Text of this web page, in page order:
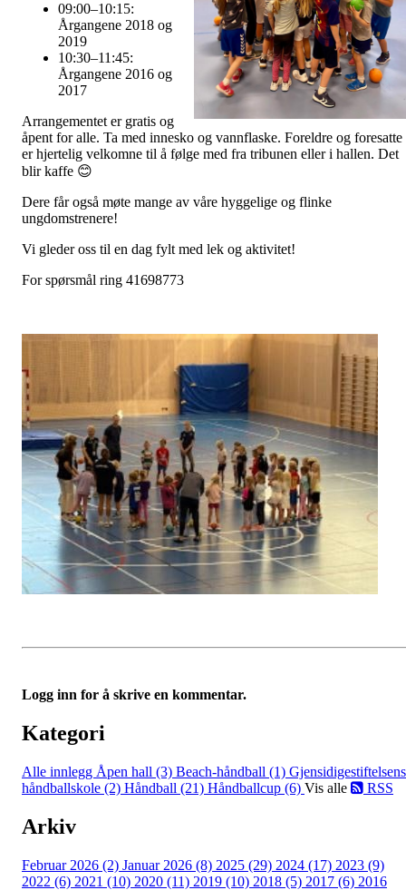
09:00–10:15:
Årgangene 2018 og
2019
10:30–11:45:
Årgangene 2016 og
2017
Arrangementet er gratis og
åpent for alle. Ta med innesko og vannflaske. Foreldre og foresatte
er hjertelig velkomne til å følge med fra tribunen eller i hallen. Det
blir kaffe 😊
Dere får også møte mange av våre hyggelige og flinke
ungdomstrenere!
Vi gleder oss til en dag fylt med lek og aktivitet!
For spørsmål ring 41698773
Logg inn for å skrive en kommentar.
Kategori
Alle innlegg Åpen hall (3) Beach-håndball (1) Gjensidigestiftelsens
håndballskole (2) Håndball (21) Håndballcup (6) Vis alle RSS
Arkiv
Februar 2026 (2) Januar 2026 (8) 2025 (29) 2024 (17) 2023 (9)
2022 (6) 2021 (10) 2020 (11) 2019 (10) 2018 (5) 2017 (6) 2016